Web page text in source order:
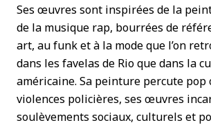
Ses œuvres sont inspirées de la
de la musique rap, bourrées de
art, au funk et à la mode que l’on
dans les favelas de Rio que dans la
américaine. Sa peinture percute
violences policières, ses œuvres
soulèvements sociaux, culturels et